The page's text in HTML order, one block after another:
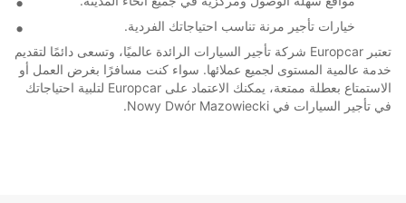
خيارات تأجير مرنة تناسب احتياجاتك الفردية.
تعتبر Europcar شركة تأجير السيارات الرائدة عالميًا، وتسعى دائمًا لتقديم
خدمة عالمية المستوى لجميع عملائها. سواء كنت مسافرًا بغرض العمل أو
الاستمتاع بعطلة ممتعة، يمكنك الاعتماد على Europcar لتلبية احتياجاتك
في تأجير السيارات في Nowy Dwór Mazowiecki.